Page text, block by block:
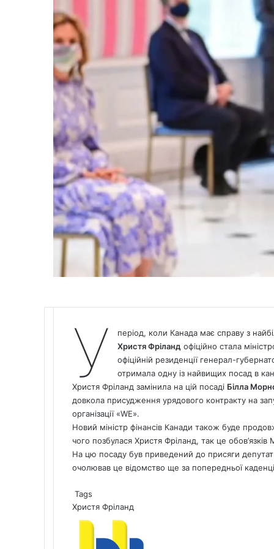
У період, коли Канадамає справу з
Христя Фріланд офіційно стала
офіційній резиденції генерал-
отримала одну із найвищих посад в
Христя Фріланд замінила на цій посаді Білла
довкола присудження урядового контракту на
організації «WE».
Новий міністр фінансів Канади також буде
чого позбулася Христя Фріланд, так це обов’язків
На цю посаду був приведений до присяги
очолював це відомство ще за попередньої
Tags
Христя Фріланд